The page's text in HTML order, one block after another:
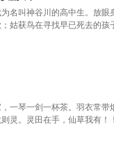
名叫神谷川的高中生。放
姑获鸟在寻找早已死去的
成为至高的鬼神共主。”
一琴一剑一杯茶。羽衣常
灵。灵田在手，仙草我有